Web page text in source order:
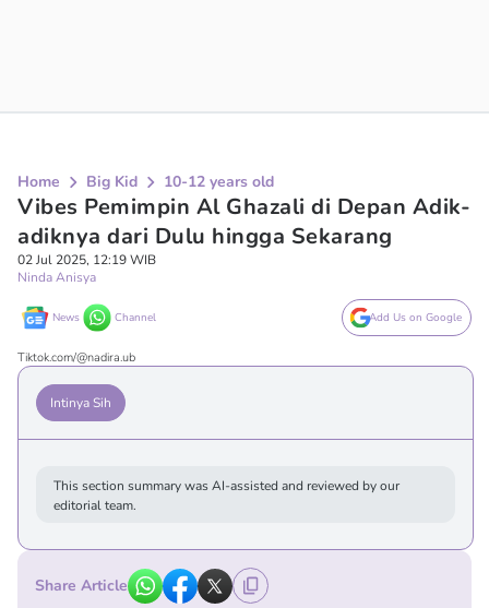
Home Big Kid 10-12 years old
Vibes Pemimpin Al Ghazali di Depan Adik-
adiknya dari Dulu hingga Sekarang
02 Jul 2025, 12:19 WIB
Ninda Anisya
News Channel Add Us on Google
Tiktok.com/@nadira.ub
Intinya Sih
This section summary was AI-assisted and reviewed by our
editorial team.
Share Article